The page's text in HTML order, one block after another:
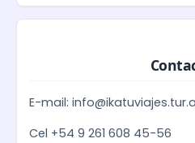
E-mail:
Cel +54 9 261 608 45-56